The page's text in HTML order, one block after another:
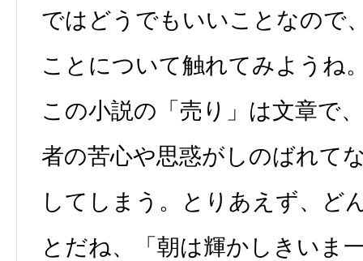
ではどうでもいいことなので
ことについて触れてみようね
この小説の「売り」は文章で
者の苦心や思惑がしのばれて
してしまう。とりあえず、ど
とだね、「朝は輝かしきいま